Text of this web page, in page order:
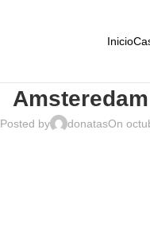
Inicio
Posted by donatasOn